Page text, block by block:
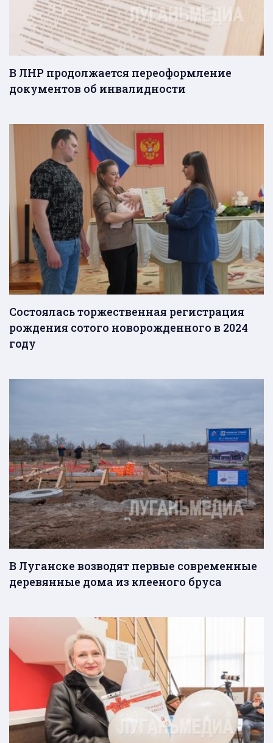
В ЛНР продолжается переоформление
документов об инвалидности
Состоялась торжественная регистрация
рождения сотого новорожденного в 2024
году
В Луганске возводят первые современные
деревянные дома из клееного бруса